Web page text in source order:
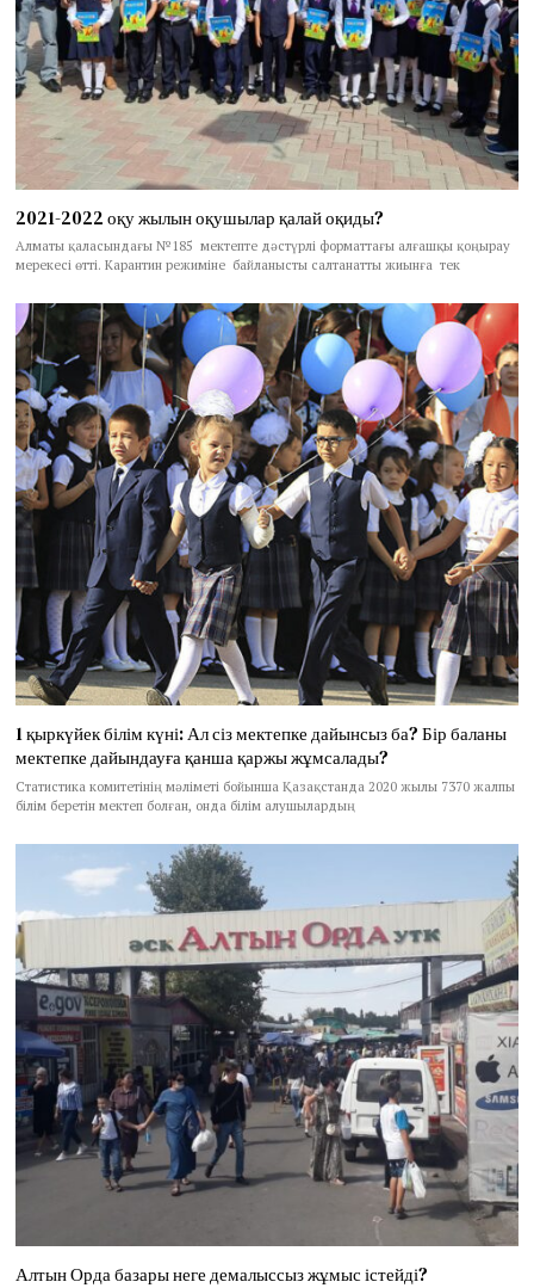
2021-2022 оқу жылын оқушылар қалай оқиды?
Алматы қаласындағы №185 мектепте дәстүрлі форматтағы алғашқы қоңырау
мерекесі өтті. Карантин режиміне байланысты салтанатты жиынға тек
1 қыркүйек білім күні: Ал сіз мектепке дайынсыз ба? Бір баланы
мектепке дайындауға қанша қаржы жұмсалады?
Статистика комитетінің мәліметі бойынша Қазақстанда 2020 жылы 7370 жалпы
білім беретін мектеп болған, онда білім алушылардың
Алтын Орда базары неге демалыссыз жұмыс істейді?